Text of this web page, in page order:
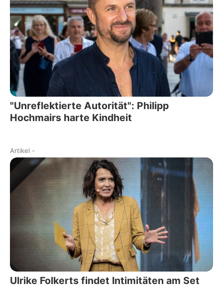
"Unreflektierte Autorität": Philipp
Hochmairs harte Kindheit
Artikel -
Ulrike Folkerts findet Intimitäten am Set